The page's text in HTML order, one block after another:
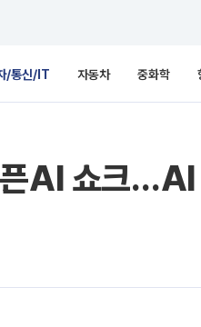
/통신/IT 자동차 중화학
AI 쇼크…AI